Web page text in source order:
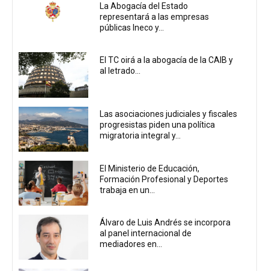
La Abogacía del Estado
representará a las empresas
públicas Ineco y...
El TC oirá a la abogacía de la CAIB y
al letrado...
Las asociaciones judiciales y fiscales
progresistas piden una política
migratoria integral y...
El Ministerio de Educación,
Formación Profesional y Deportes
trabaja en un...
Álvaro de Luis Andrés se incorpora
al panel internacional de
mediadores en...